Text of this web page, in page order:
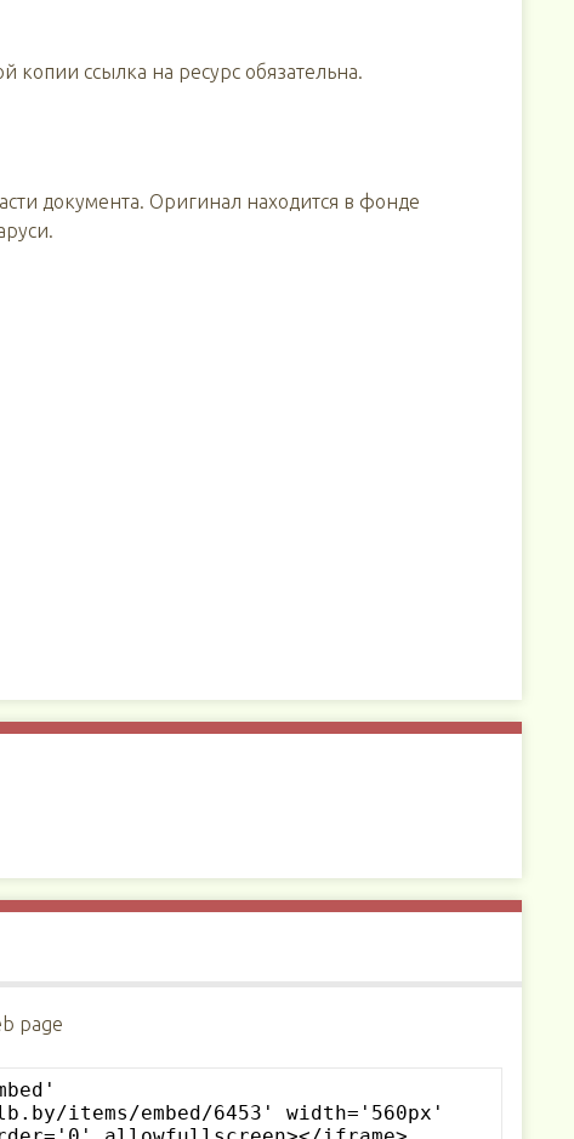
копии ссылка на ресурс обязательна.
документа. Оригинал находится в фонде
page